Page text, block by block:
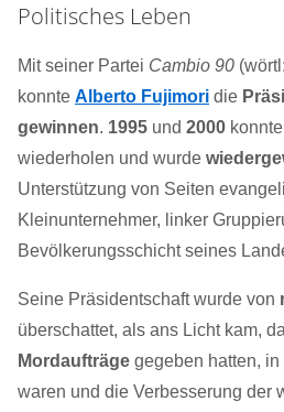
Politisches Leben
Mit seiner Partei Cambio 90
konnte Alberto Fujimori die
gewinnen. 1995 und 2000
wiederholen und wurde
Unterstützung von Seiten
Kleinunternehmer, linker
Bevölkerungsschicht seines
Seine Präsidentschaft wurde von
überschattet, als ans Licht kam,
Mordaufträge gegeben hatten, in
waren und die Verbesserung der